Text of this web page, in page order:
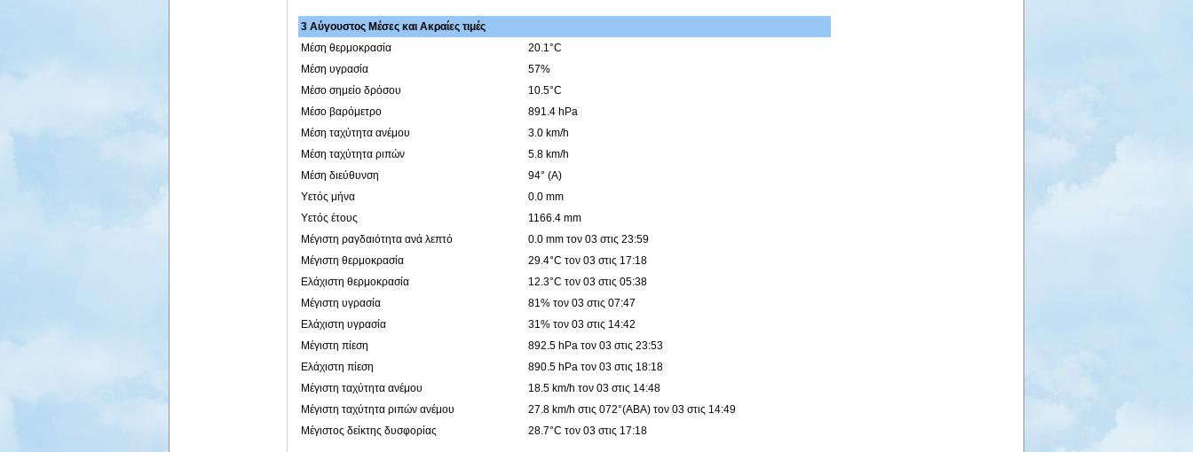
3 Αύγουστος Μέσες και Ακραίες τιμές
Μέση θερμοκρασία
20.1°C
Μέση υγρασία
57%
Μέσο σημείο δρόσου
10.5°C
Μέσο βαρόμετρο
891.4 hPa
Μέση ταχύτητα ανέμου
3.0 km/h
Μέση ταχύτητα ριπών
5.8 km/h
Μέση διεύθυνση
94° (Α)
Υετός μήνα
0.0 mm
Υετός έτους
1166.4 mm
Μέγιστη ραγδαιότητα ανά λεπτό
0.0 mm τον 03 στις 23:59
Μέγιστη θερμοκρασία
29.4°C τον 03 στις 17:18
Ελάχιστη θερμοκρασία
12.3°C τον 03 στις 05:38
Μέγιστη υγρασία
81% τον 03 στις 07:47
Ελάχιστη υγρασία
31% τον 03 στις 14:42
Μέγιστη πίεση
892.5 hPa τον 03 στις 23:53
Ελάχιστη πίεση
890.5 hPa τον 03 στις 18:18
Μέγιστη ταχύτητα ανέμου
18.5 km/h τον 03 στις 14:48
Μέγιστη ταχύτητα ριπών ανέμου
27.8 km/h στις 072°(ΑΒΑ) τον 03 στις 14:49
Μέγιστος δείκτης δυσφορίας
28.7°C τον 03 στις 17:18